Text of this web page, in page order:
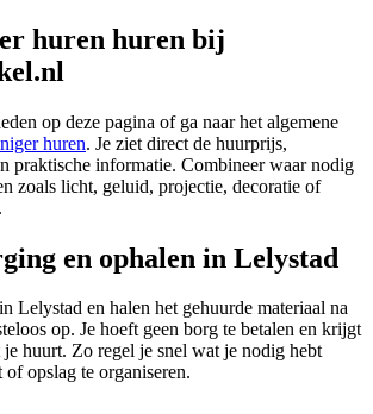
huren huren bij
op deze pagina of ga naar het algemene
huren. Je ziet direct de huurprijs,
praktische informatie. Combineer waar nodig
zoals licht, geluid, projectie, decoratie of
en ophalen in Lelystad
Lelystad en halen het gehuurde materiaal na
op. Je hoeft geen borg te betalen en krijgt
huurt. Zo regel je snel wat je nodig hebt
opslag te organiseren.